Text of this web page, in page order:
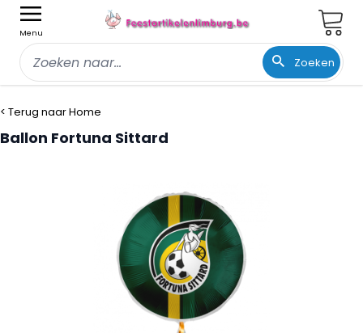
Menu
Zoeken
< Terug naar Home
Ballon Fortuna Sittard